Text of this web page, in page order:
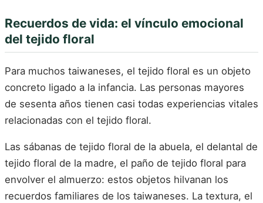
Recuerdos de vida: el vínculo emocional
del tejido floral
Para muchos taiwaneses, el tejido floral es un objeto
concreto ligado a la infancia. Las personas mayores
de sesenta años tienen casi todas experiencias vitales
relacionadas con el tejido floral.
Las sábanas de tejido floral de la abuela, el delantal de
tejido floral de la madre, el paño de tejido floral para
envolver el almuerzo: estos objetos hilvanan los
recuerdos familiares de los taiwaneses. La textura, el